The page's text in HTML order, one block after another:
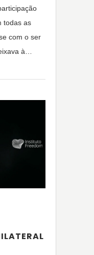
todas as
com o ser
à…